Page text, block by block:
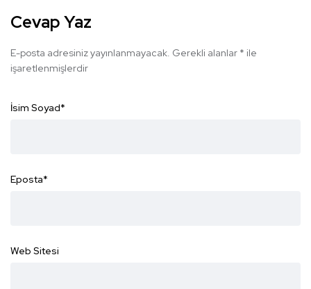
Cevap Yaz
E-posta adresiniz yayınlanmayacak. Gerekli alanlar * ile
işaretlenmişlerdir
İsim Soyad*
Eposta*
Web Sitesi